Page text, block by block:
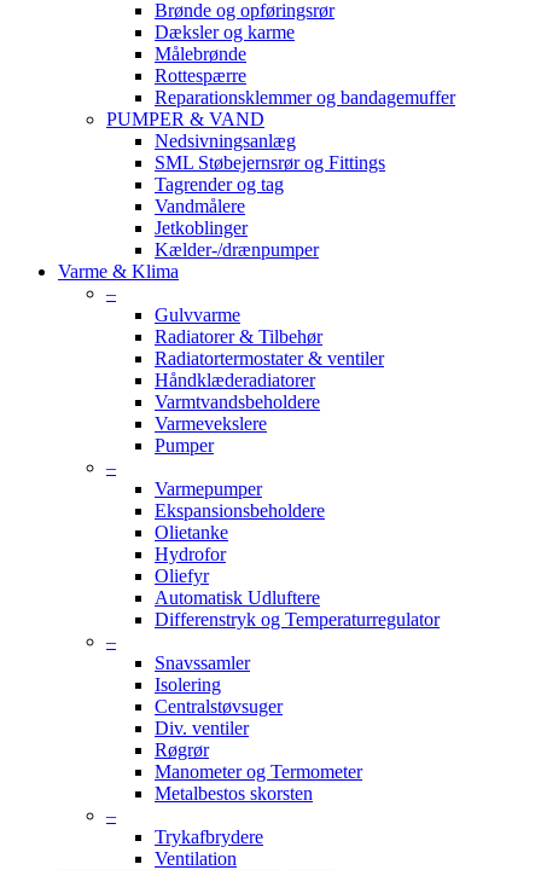
Brønde og opføringsrør
Dæksler og karme
Målebrønde
Rottespærre
Reparationsklemmer og bandagemuffer
PUMPER & VAND
Nedsivningsanlæg
SML Støbejernsrør og Fittings
Tagrender og tag
Vandmålere
Jetkoblinger
Kælder-/drænpumper
Varme & Klima
–
Gulvvarme
Radiatorer & Tilbehør
Radiatortermostater & ventiler
Håndklæderadiatorer
Varmtvandsbeholdere
Varmevekslere
Pumper
–
Varmepumper
Ekspansionsbeholdere
Olietanke
Hydrofor
Oliefyr
Automatisk Udluftere
Differenstryk og Temperaturregulator
–
Snavssamler
Isolering
Centralstøvsuger
Div. ventiler
Røgrør
Manometer og Termometer
Metalbestos skorsten
–
Trykafbrydere
Ventilation